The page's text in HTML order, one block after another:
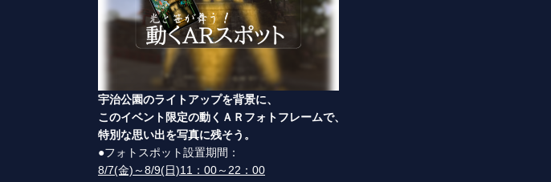
宇治公園のライトアップを背景に、
このイベント限定の動くＡＲフォトフレームで、
特別な思い出を写真に残そう。
●フォトスポット設置期間：
8/7(金)～8/9(日)11：00～22：00